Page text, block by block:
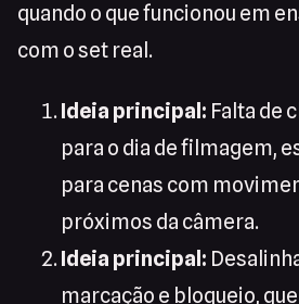
quando o que funcionou em
com o set real.
Ideia principal: Falta de
para o dia de filmagem,
para cenas com
próximos da câmera.
Ideia principal:
marcação e bloqueio,